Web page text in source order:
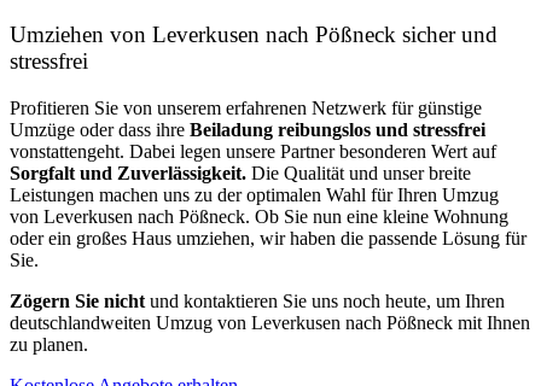
Umziehen von Leverkusen nach Pößneck sicher und
stressfrei
Profitieren Sie von unserem erfahrenen Netzwerk für günstige
Umzüge oder dass ihre Beiladung reibungslos und stressfrei
vonstattengeht. Dabei legen unsere Partner besonderen Wert auf
Sorgfalt und Zuverlässigkeit. Die Qualität und unser breite
Leistungen machen uns zu der optimalen Wahl für Ihren Umzug
von Leverkusen nach Pößneck. Ob Sie nun eine kleine Wohnung
oder ein großes Haus umziehen, wir haben die passende Lösung für
Sie.
Zögern Sie nicht und kontaktieren Sie uns noch heute, um Ihren
deutschlandweiten Umzug von Leverkusen nach Pößneck mit Ihnen
zu planen.